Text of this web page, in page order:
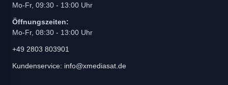
Mo-Fr, 09:30 - 13:00 Uhr
Öffnungszeiten:
Mo-Fr, 08:30 - 13:00 Uhr
+49 2803 803901
Kundenservice: info@xmediasat.de